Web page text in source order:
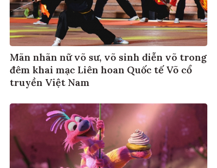
Mãn nhãn nữ võ sư, võ sinh diễn võ trong
đêm khai mạc Liên hoan Quốc tế Võ cổ
truyền Việt Nam